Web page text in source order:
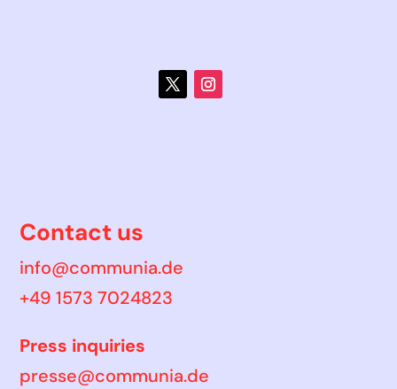
Contact us
info@communia.de
+49 1573 7024823
Press inquiries
presse@communia.de